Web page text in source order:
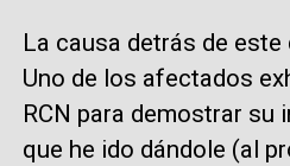
La causa detrás de
Uno de los afectados
RCN para demostrar su
que he ido dándole (al